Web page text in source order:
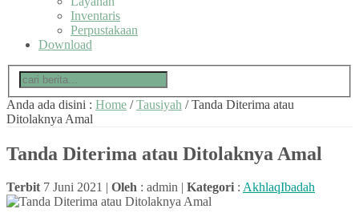
Inventaris
Perpustakaan
Download
Anda ada disini : Home /Tausiyah /Tanda Diterima atau
Ditolaknya Amal
Tanda Diterima atau Ditolaknya Amal
Terbit 7 Juni 2021 | Oleh : admin | Kategori : AkhlaqIbadah